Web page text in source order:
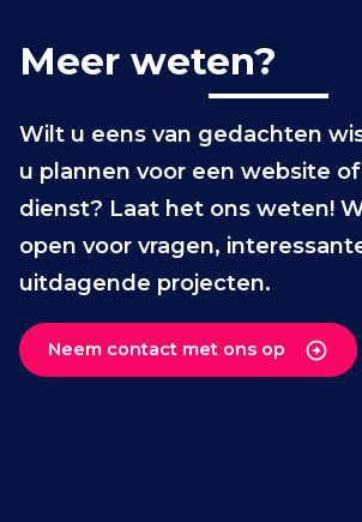
Meer weten?
Wilt u eens van gedachten
u plannen voor een website
dienst? Laat het ons weten!
open voor vragen,
uitdagende projecten.
Neem contact met ons op